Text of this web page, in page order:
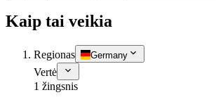
Kaip tai veikia
Regionas Germany
Vertė
1 žingsnis